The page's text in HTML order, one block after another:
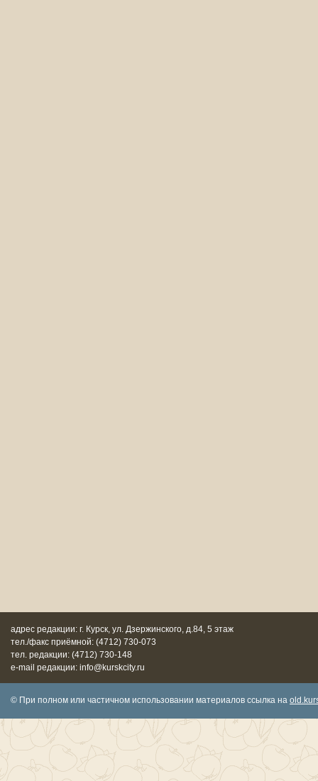
адрес редакции: г. Курск, ул. Дзержинского, д.84, 5 этаж
тел./факс приёмной: (4712) 730-073
тел. редакции: (4712) 730-148
e-mail редакции: info@kurskcity.ru
© При полном или частичном использовании материалов ссылка на